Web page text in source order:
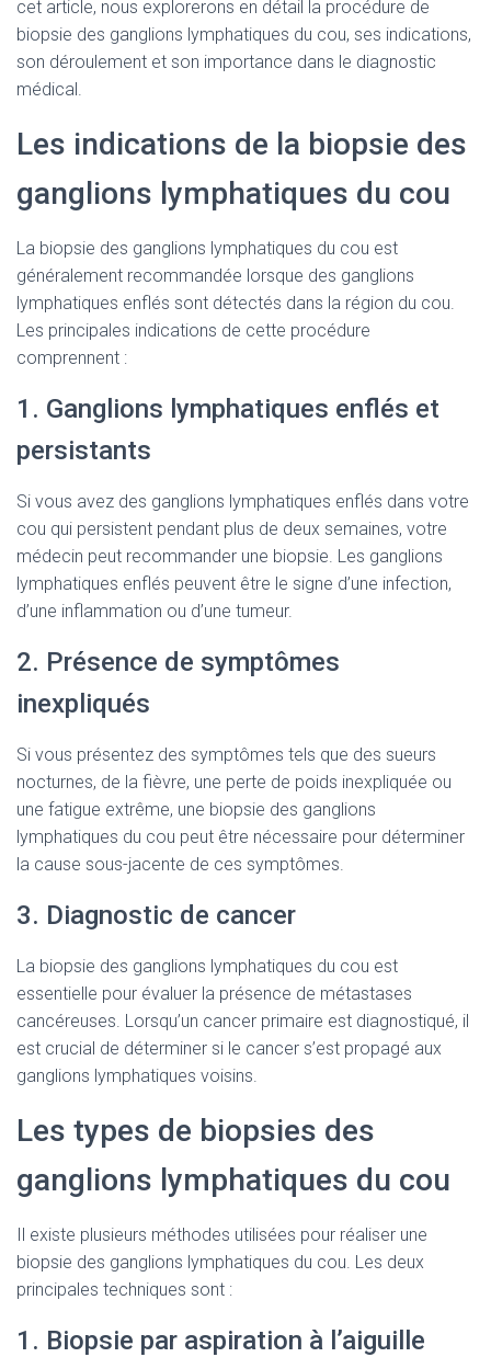
cet article, nous explorerons en détail la procédure de
biopsie des ganglions lymphatiques du cou, ses indications,
son déroulement et son importance dans le diagnostic
médical.
Les indications de la biopsie des
ganglions lymphatiques du cou
La biopsie des ganglions lymphatiques du cou est
généralement recommandée lorsque des ganglions
lymphatiques enflés sont détectés dans la région du cou.
Les principales indications de cette procédure
comprennent :
1. Ganglions lymphatiques enflés et
persistants
Si vous avez des ganglions lymphatiques enflés dans votre
cou qui persistent pendant plus de deux semaines, votre
médecin peut recommander une biopsie. Les ganglions
lymphatiques enflés peuvent être le signe d’une infection,
d’une inflammation ou d’une tumeur.
2. Présence de symptômes
inexpliqués
Si vous présentez des symptômes tels que des sueurs
nocturnes, de la fièvre, une perte de poids inexpliquée ou
une fatigue extrême, une biopsie des ganglions
lymphatiques du cou peut être nécessaire pour déterminer
la cause sous-jacente de ces symptômes.
3. Diagnostic de cancer
La biopsie des ganglions lymphatiques du cou est
essentielle pour évaluer la présence de métastases
cancéreuses. Lorsqu’un cancer primaire est diagnostiqué, il
est crucial de déterminer si le cancer s’est propagé aux
ganglions lymphatiques voisins.
Les types de biopsies des
ganglions lymphatiques du cou
Il existe plusieurs méthodes utilisées pour réaliser une
biopsie des ganglions lymphatiques du cou. Les deux
principales techniques sont :
1. Biopsie par aspiration à l’aiguille